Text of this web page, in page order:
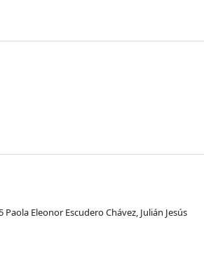
Eleonor Escudero Chávez, Julián Jesús